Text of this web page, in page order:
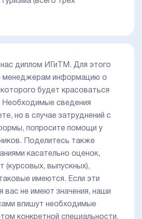
диплом ИГиТМ. Для этого
менеджерам информацию о
будет красоваться
Необходимые сведения
но в случае затруднений с
попросите помощи у
Поделитесь также
касательно оценок,
(курсовых, выпускных),
имеются. Если эти
вас не имеют значения, наши
впишут необходимые
конкретной специальности.